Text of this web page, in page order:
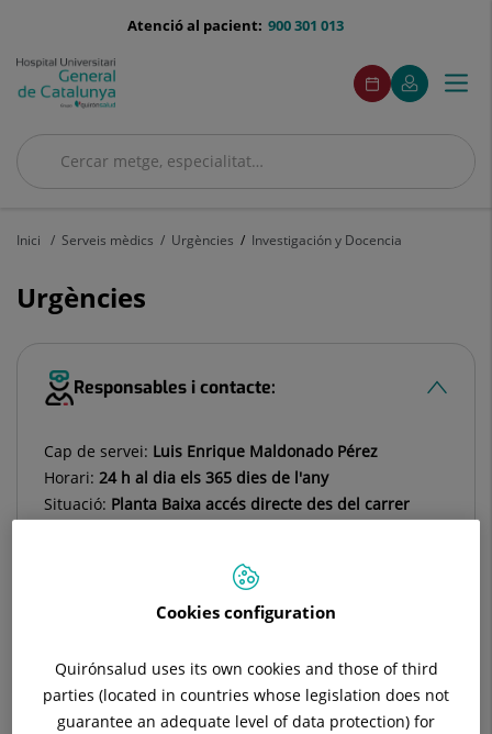
menu-
900 301 013
Atenció al pacient:
Cercar
Cercar
menuAcceso
Demaneu
cita
Aquest
enllaç
s'obrirà
una
El
meu
Aquest
enllaç
s'obrirà
una
finestra
Menú
Inici Serveis mèdics Urgències Investigación y Docencia
Urgències
Responsables i contacte:
Cap de servei: Luis Enrique Maldonado Pérez
Horari: 24 h al dia els 365 dies de l'any
Situació: Planta Baixa accés directe des del carrer
Descripció Instal·lacions Investigación y
Cookies configuration
Quirónsalud uses its own cookies and those of third
parties (located in countries whose legislation does not
guarantee an adequate level of data protection) for